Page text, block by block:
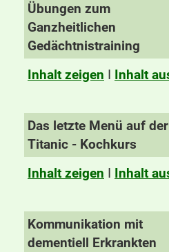
Übungen zum
Ganzheitlichen
Gedächtnistraining
Inhalt zeigen I Inhalt
Das letzte Menü auf der
Titanic - Kochkurs
Inhalt zeigen I Inhalt
Kommunikation mit
dementiell Erkrankten